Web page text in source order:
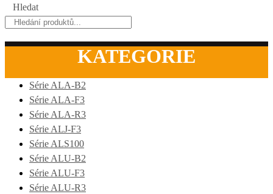
Hledat
KATEGORIE
Série ALA-B2
Série ALA-F3
Série ALA-R3
Série ALJ-F3
Série ALS100
Série ALU-B2
Série ALU-F3
Série ALU-R3